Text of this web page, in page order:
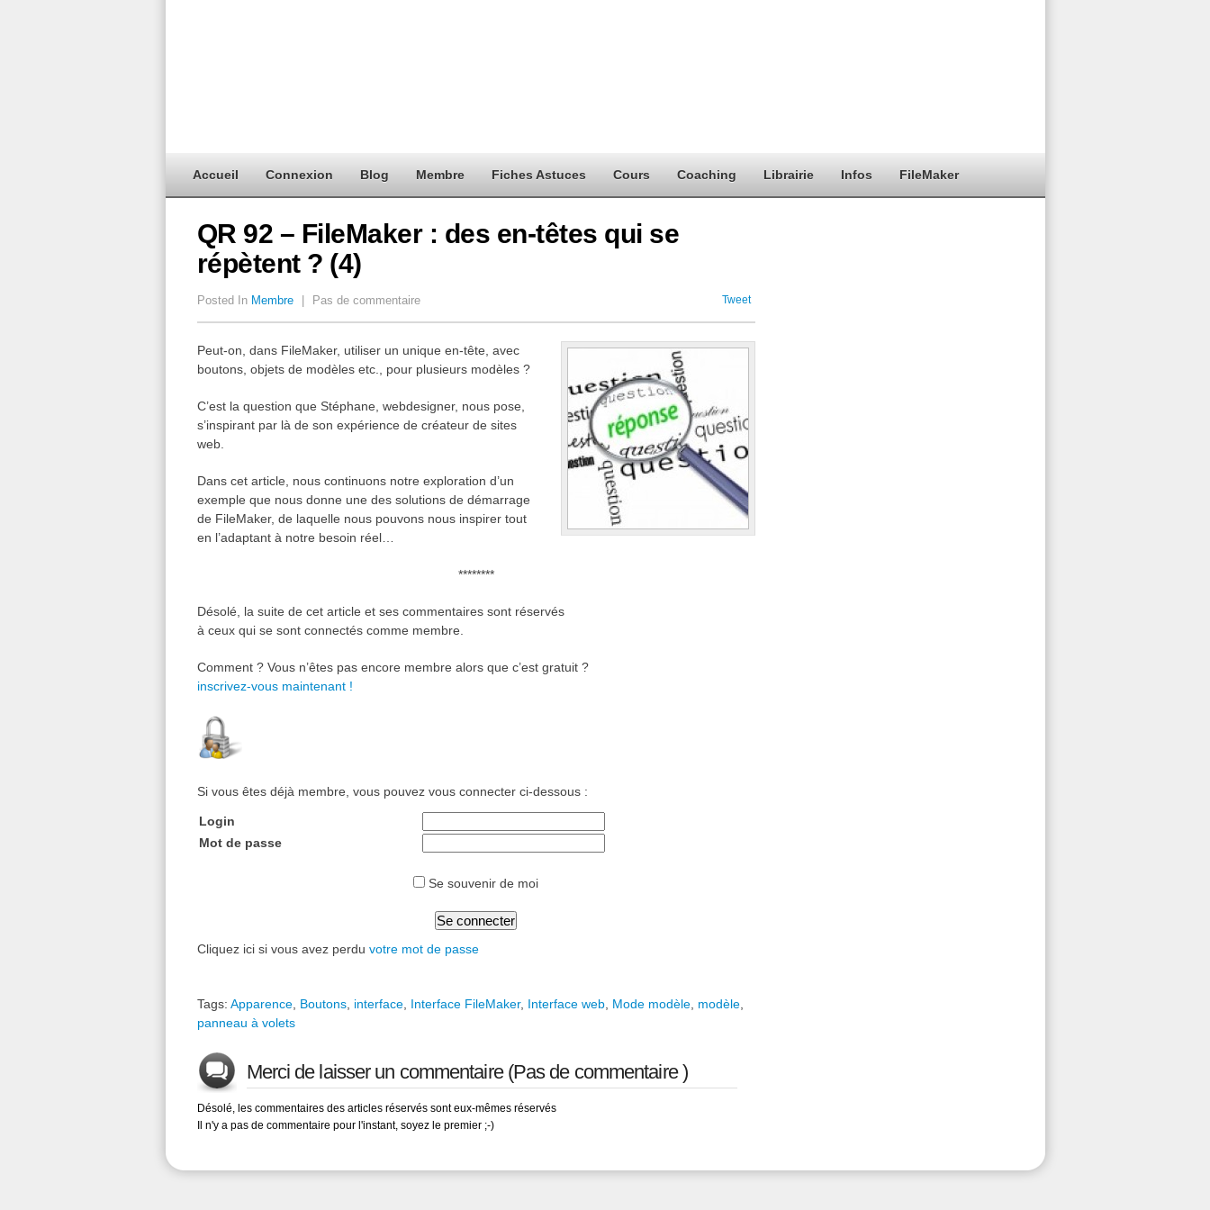
Accueil Connexion Blog Membre Fiches Astuces Cours Coaching Librairie Infos FileMaker
QR 92 – FileMaker : des en-têtes qui se
répètent ? (4)
Posted In Membre Pas de commentaire Tweet
Peut-on, dans FileMaker, utiliser un unique en-tête, avec
boutons, objets de modèles etc., pour plusieurs modèles ?
C’est la question que Stéphane, webdesigner, nous pose,
s’inspirant par là de son expérience de créateur de sites
web.
Dans cet article, nous continuons notre exploration d’un
exemple que nous donne une des solutions de démarrage
de FileMaker, de laquelle nous pouvons nous inspirer tout
en l’adaptant à notre besoin réel…
********
Désolé, la suite de cet article et ses commentaires sont réservés
à ceux qui se sont connectés comme membre.
Comment ? Vous n’êtes pas encore membre alors que c’est gratuit ?
inscrivez-vous maintenant !
Si vous êtes déjà membre, vous pouvez vous connecter ci-dessous :
Login
Mot de passe
Se souvenir de moi
Cliquez ici si vous avez perdu votre mot de passe
Tags: Apparence, Boutons, interface, Interface FileMaker, Interface web, Mode modèle, modèle,
panneau à volets
Merci de laisser un commentaire (Pas de commentaire )
Désolé, les commentaires des articles réservés sont eux-mêmes réservés
Il n'y a pas de commentaire pour l'instant, soyez le premier ;-)